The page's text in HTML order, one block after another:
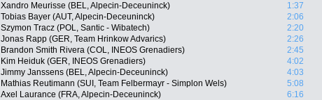
Xandro Meurisse (BEL, Alpecin-Deceuninck)
1:37
Tobias Bayer (AUT, Alpecin-Deceuninck)
2:06
Szymon Tracz (POL, Santic - Wibatech)
2:20
Jonas Rapp (GER, Team Hrinkow Advarics)
2:26
Brandon Smith Rivera (COL, INEOS Grenadiers)
2:45
Kim Heiduk (GER, INEOS Grenadiers)
4:02
Jimmy Janssens (BEL, Alpecin-Deceuninck)
4:03
Mathias Reutimann (SUI, Team Felbermayr - Simplon Wels)
5:08
Axel Laurance (FRA, Alpecin-Deceuninck)
6:16